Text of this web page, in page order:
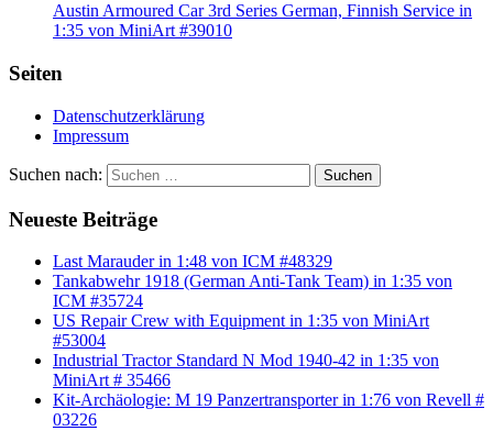
Austin Armoured Car 3rd Series German, Finnish Service in
1:35 von MiniArt #39010
Seiten
Datenschutzerklärung
Impressum
Suchen nach: Suchen
Neueste Beiträge
Last Marauder in 1:48 von ICM #48329
Tankabwehr 1918 (German Anti-Tank Team) in 1:35 von
ICM #35724
US Repair Crew with Equipment in 1:35 von MiniArt
#53004
Industrial Tractor Standard N Mod 1940-42 in 1:35 von
MiniArt # 35466
Kit-Archäologie: M 19 Panzertransporter in 1:76 von Revell #
03226